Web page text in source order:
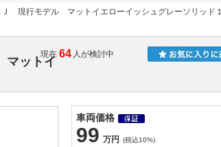
現行モデル マットイエローイッシュグレーソリッド１
現在 64 人が検討中
ットイ
車両価格
99 万円 (税込10%)